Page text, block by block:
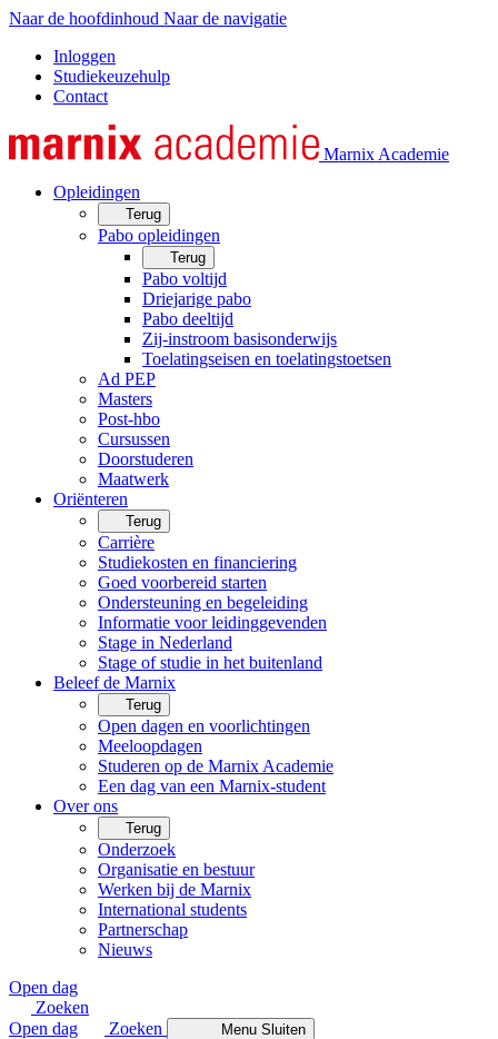
Naar de hoofdinhoud Naar de navigatie
Inloggen
Studiekeuzehulp
Contact
Marnix Academie
Opleidingen
Terug
Pabo opleidingen
Terug
Pabo voltijd
Driejarige pabo
Pabo deeltijd
Zij-instroom basisonderwijs
Toelatingseisen en toelatingstoetsen
Ad PEP
Masters
Post-hbo
Cursussen
Doorstuderen
Maatwerk
Oriënteren
Terug
Carrière
Studiekosten en financiering
Goed voorbereid starten
Ondersteuning en begeleiding
Informatie voor leidinggevenden
Stage in Nederland
Stage of studie in het buitenland
Beleef de Marnix
Terug
Open dagen en voorlichtingen
Meeloopdagen
Studeren op de Marnix Academie
Een dag van een Marnix-student
Over ons
Terug
Onderzoek
Organisatie en bestuur
Werken bij de Marnix
International students
Partnerschap
Nieuws
Open dag
Zoeken
Open dag
Zoeken Menu Sluiten